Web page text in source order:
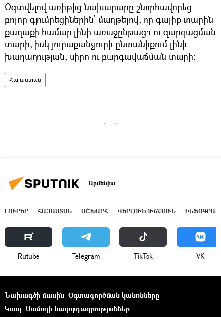
Օգտվելով առիթից նախարարը շնորհավորեց
բոլոր գյումրեցիներին՝ մաղթելով, որ գալիք տարին
քաղաքի համար լինի առաջընթացի ու զարգացման
տարի, իսկ յուրաքանչյուրի ընտանիքում լինի
խաղաղության, սիրո ու բարգավաճման տարի:
Հայաստան
Արմենիա
ԼՈՒՐԵՐ ՀԱՅԱՍՏԱՆ ԱՇԽԱՐՀ ՎԵՐԼՈՒԾՈՒԹՅՈՒՆ
Rutube Telegram ТikТоk VK
Նախագծի մասին Օգտագործման կանոնները
Կապ Մամուլի հաղորդագրություններ